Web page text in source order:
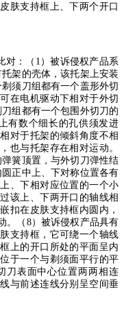
肤支持框上、下两个开口
对：（ 1 ）被诉侵权产品系
架的壳体，该托架上安装
须刀组都有一个盖形外切
在电机驱动下相对于外切
组都有一个包围外切刀的
有数个细长的孔供须发进
对于托架的倾斜角度不相
也与托架存在相对运动。
簧顶置，与外切刀弹性结
正中上、下对称位置各有
、下相对应位置的一个小
该上、下两开口的轴线相
扣在皮肤支持框内圆内，
。（ 8）被诉侵权产品具有
支持框，它可绕一个轴线
上的开口所处的平面呈内
于一个与剃须面平行的平
刀表面中心位置两两相连
与前述连线分别呈空间垂